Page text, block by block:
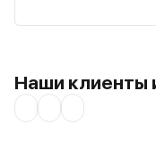
Наши клиенты